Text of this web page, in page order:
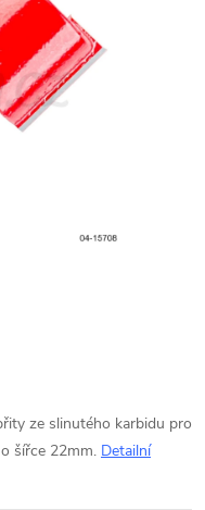
ze slinutého karbidu pro
šířce 22mm. Detailní